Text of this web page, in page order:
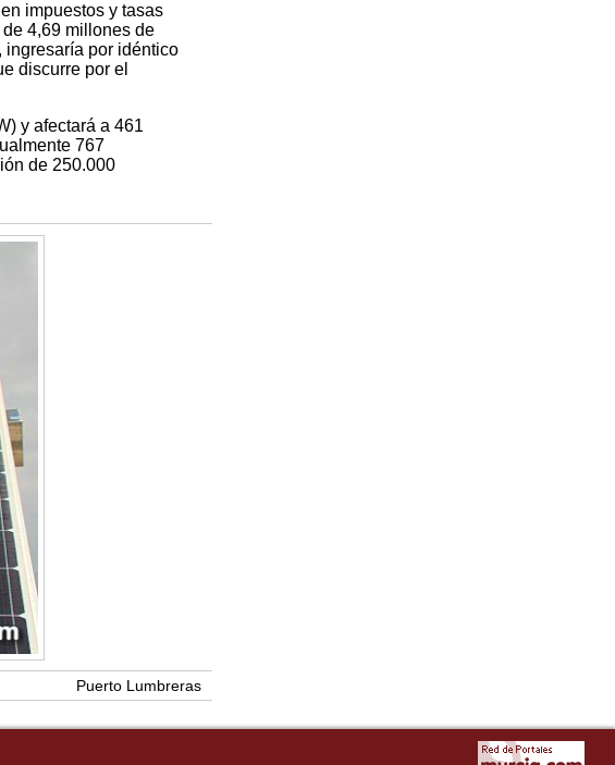
impuestos y tasas
4,69 millones de
ingresaría por idéntico
discurre por el
y afectará a 461
767
de 250.000
Puerto Lumbreras